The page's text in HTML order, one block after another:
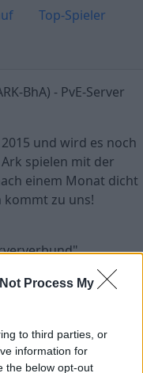
Process My
to third parties, or
information for
the below opt-out
Top-Spieler
BhA) - PvE-Server
und wird es noch
spielen mit der
einem Monat dicht
kommt zu uns!